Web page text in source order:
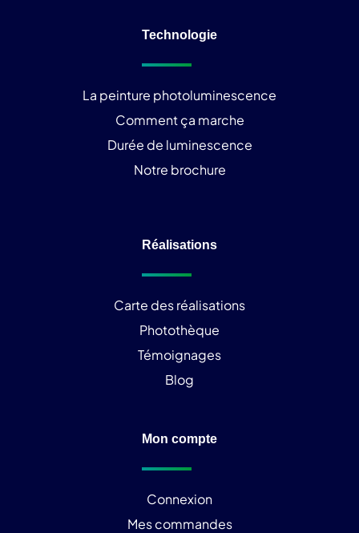
Technologie
La peinture photoluminescence
Comment ça marche
Durée de luminescence
Notre brochure
Réalisations
Carte des réalisations
Photothèque
Témoignages
Blog
Mon compte
Connexion
Mes commandes